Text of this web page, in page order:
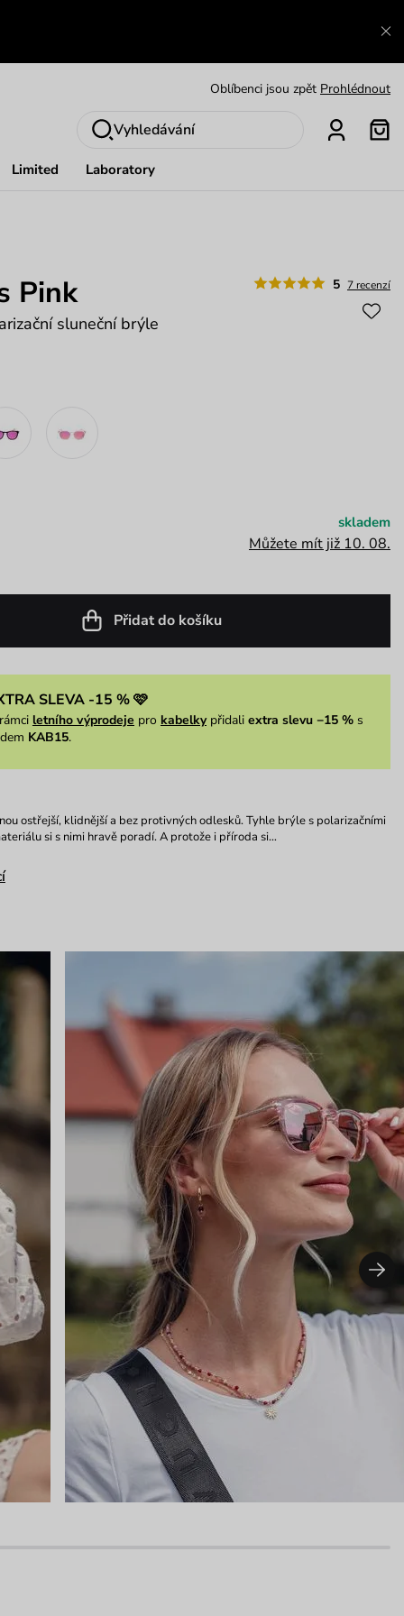
Limited Laboratory
Nech se inspirovat Ukázat
Vyhledávání
5 7 recenzí
Pink
sluneční brýle
skladem
Můžete mít již 10. 08.
Přidat do košíku
SLEVA -15 % 🩷
letního výprodeje pro kabelkypřidali extra slevu −15 %s
KAB15.
ostřejší, klidnější a bez protivných odlesků. Tyhle brýle s polarizačními
si s nimi hravě poradí. A protože i příroda si…